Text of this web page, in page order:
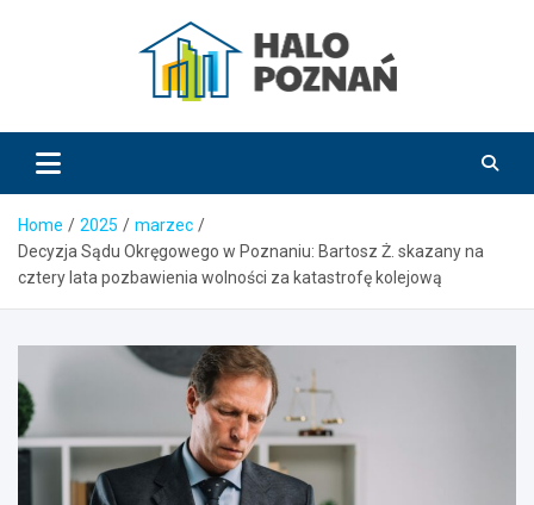
HaloPoznań.pl
Home 2025
marzec
Decyzja Sądu Okręgowego w Poznaniu: Bartosz Ż. skazany na
cztery lata pozbawienia wolności za katastrofę kolejową